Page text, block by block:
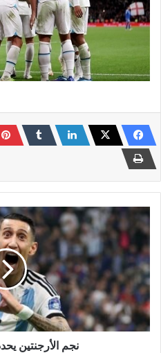
نجم
الأرجنتين
موعد
إعتزاله
نجم الأرجنتين